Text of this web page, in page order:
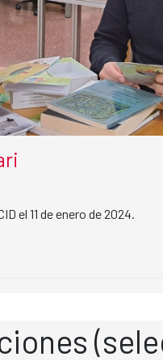
el 11 de enero de 2024.